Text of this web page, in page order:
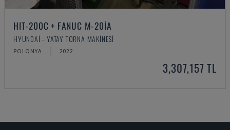
HIT-200C + FANUC M-20IA
HYUNDAI - YATAY TORNA MAKINESI
POLONYA 2022
3,307,157 TL